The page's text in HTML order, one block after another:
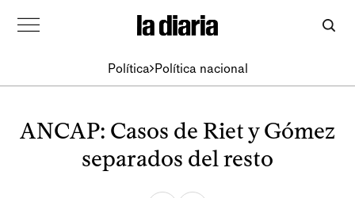
Política Política nacional
ANCAP: Casos de Riet y Gómez
separados del resto